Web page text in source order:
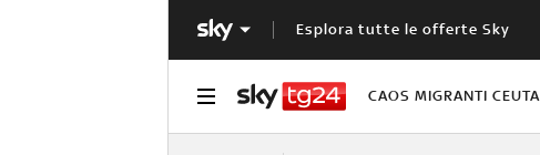
Esplora tutte le offerte Sky
CAOS MIGRANTI CEUTA